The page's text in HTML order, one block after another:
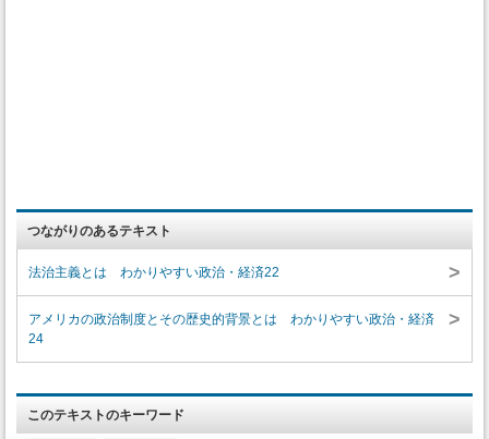
つながりのあるテキスト
法治主義とは わかりやすい政治・経済22 >
アメリカの政治制度とその歴史的背景とは わかりやすい政治・経済
24
>
このテキストのキーワード